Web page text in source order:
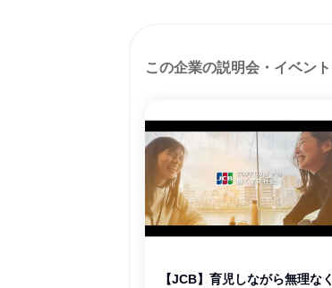
この企業の説明会・イベント
【JCB】育児しながら無理なく